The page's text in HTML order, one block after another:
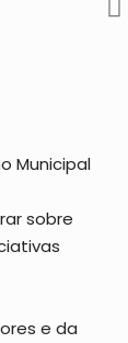
Municipal
sobre
e da